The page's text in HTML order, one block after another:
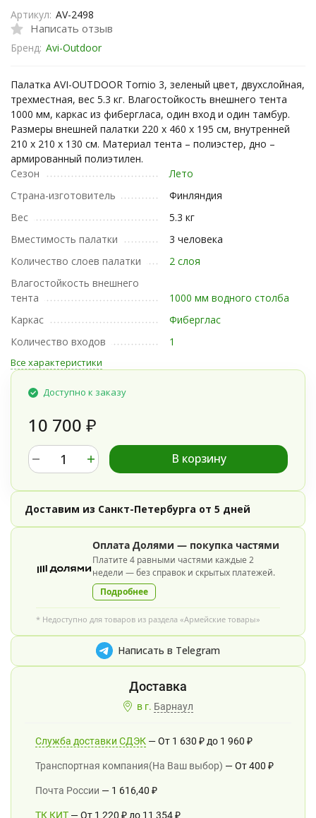
Написать отзыв
Бренд: Avi-Outdoor
Артикул: AV-2498
Палатка AVI-OUTDOOR Tornio 3, зеленый цвет, двухслойная,
трехместная, вес 5.3 кг. Влагостойкость внешнего тента
1000 мм, каркас из фибергласа, один вход и один тамбур.
Размеры внешней палатки 220 х 460 х 195 см, внутренней
210 х 210 х 130 см. Материал тента – полиэстер, дно –
армированный полиэтилен.
Сезон
Лето
Страна-изготовитель
Финляндия
Вес
5.3 кг
Вместимость палатки
3 человека
Количество слоев палатки
2 слоя
Влагостойкость внешнего
тента
1000 мм водного столба
Каркас
Фиберглас
Количество входов
1
Все характеристики
Доступно к заказу
10 700 ₽
В корзину
Доставим из Санкт-Петербурга от 5 дней
Оплата Долями — покупка частями
Платите 4 равными частями каждые 2
недели — без справок и скрытых платежей.
Подробнее
* Недоступно для товаров из раздела «Армейские товары»
Написать в Telegram
в г. Барнаул
Служба доставки СДЭК От 1 630 ₽ до 1 960 ₽
Транспортная компания(На Ваш выбор) От 400 ₽
Почта России 1 616,40 ₽
ТК КИТ От 1 220 ₽ до 11 354₽